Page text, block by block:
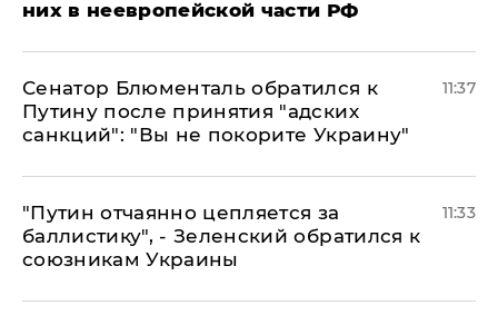
них в неевропейской части РФ
Сенатор Блюменталь обратился к
Путину после принятия "адских
санкций": "Вы не покорите Украину"
11:37
"Путин отчаянно цепляется за
баллистику", - Зеленский обратился к
союзникам Украины
11:33